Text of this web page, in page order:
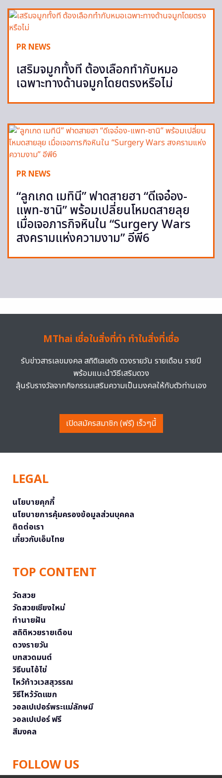
PR NEWS
เสริมจมูกทั้งที ต้องเลือกทำกับหมอ
เฉพาะทางด้านจมูกโดยตรงหรือไม่
PR NEWS
“ลูกเกด เมทินี” ฟาดสายฮา “ดีเจอ๋อง-
แพท-ซานิ” พร้อมเปลี่ยนโหมดสายลุย
เมื่อเจอภารกิจหินใน “Surgery Wars
สงครามแห่งความงาม” อีพี6
MThai เชื่อในสิ่งที่ทำ ทำในสิ่งที่เชื่อ
รับข่าวสารเลขมงคล สถิติเลขดัง ดวงรายวัน รายเดือน รายปี
พร้อมแนะนำวิธีเสริมดวง
ลุ้นรับรางวัลจากกิจกรรมเสริมความเป็นมงคลให้กับตัวท่านเอง
เปิดสมัครสมาชิก (ฟรี) เร็วๆนี้
LEGAL
นโยบายคุกกี้
นโยบายการคุ้มครองข้อมูลส่วนบุคคล
ติดต่อเรา
เกี่ยวกับเอ็มไทย
TOP CONTENT
วัดสวย
วัดสวยเชียงใหม่
ทำนายฝัน
สถิติหวยรายเดือน
ดวงรายวัน
บทสวดมนต์
วิธีบนไอ้ไข่
ไหว้ท้าวเวสสุวรรณ
วิธีไหว้วัดแขก
วอลเปเปอร์พระแม่ลักษมี
วอลเปเปอร์ ฟรี
สีมงคล
FOLLOW US